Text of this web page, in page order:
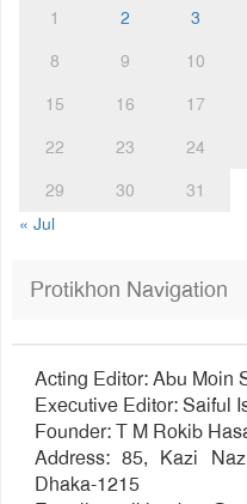
1 2 3
8
9 10
15
16 17
22
23 24
29
30
31
« Jul
Protikhon Navigation
Acting Editor: Abu Moin
Executive Editor: Saiful
Founder: T M Rokib
Address: 85, Kazi
Dhaka-1215